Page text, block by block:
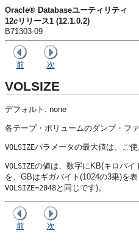
Oracle® Databaseユーティリティ
12c リリース1 (12.1.0.2)
B71303-09
前 次
VOLSIZE
デフォルト: none
各テープ・ボリュームのダンプ・フ
VOLSIZEパラメータの最大値は、ご
VOLSIZEの値は、数字にKB(キロバイ
を、GBはギガバイト(1024の3乗)を
VOLSIZE=2048と同じです)。
前 次